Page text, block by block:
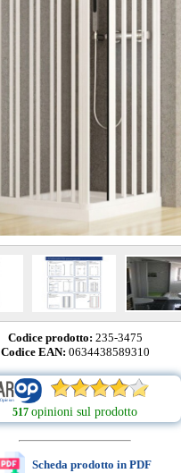
Codice prodotto: 235-3475
Codice EAN: 0634438589310
517 opinioni sul prodotto
Scheda prodotto in PDF